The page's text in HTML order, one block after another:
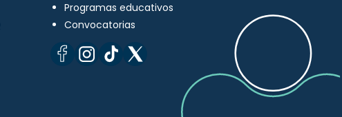
Programas educativos
Convocatorias